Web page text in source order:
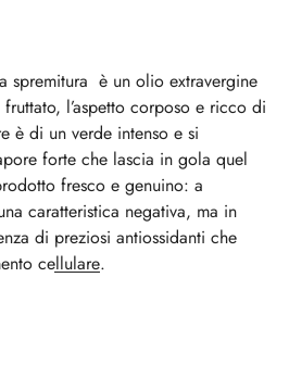
spremitura è un olio extravergine
l’aspetto corposo e ricco di
è di un verde intenso e si
forte che lascia in gola quel
fresco e genuino: a
caratteristica negativa, ma in
di preziosi antiossidanti che
cellulare.